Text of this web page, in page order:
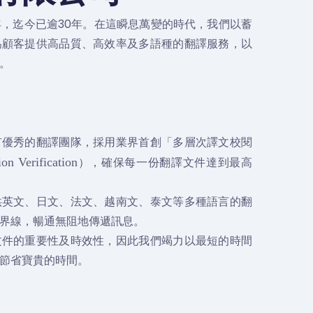
迄今已逾30年。在這瞬息萬變的時代，我們以蓄
客提供高品質、高效率及多語種的翻譯服務，以
秀的翻譯團隊，採用業界首創「多層次譯文校閱
Verification），確保每一份翻譯文件達到最高
文、日文、法文、越南文、泰文等多種語言的翻
線，暢通無阻地傳遞訊息。
的重要性及時效性，因此我們竭力以最短的時間
省寶貴的時間。